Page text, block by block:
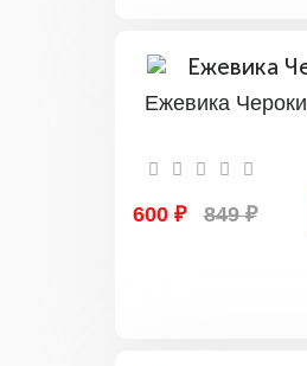
Ежевика Чероки
600 ₽ 849 ₽